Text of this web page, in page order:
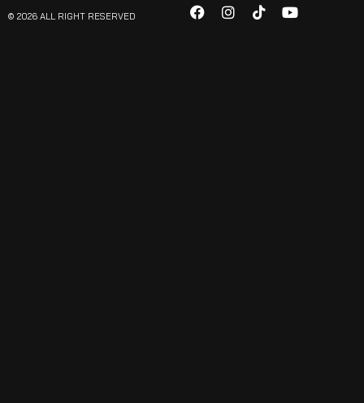
© 2026 ALL RIGHT RESERVED